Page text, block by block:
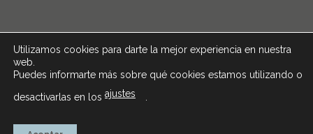
Utilizamos cookies para darte la mejor experiencia en nuestra
web.
Puedes informarte más sobre qué cookies estamos utilizando o
desactivarlas en los ajustes